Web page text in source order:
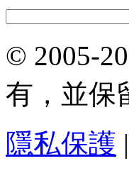
© 2005-
有，並保
隱私保護 |